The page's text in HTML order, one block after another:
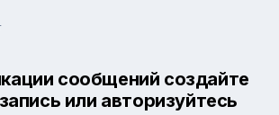
сообщений создайте
или авторизуйтесь